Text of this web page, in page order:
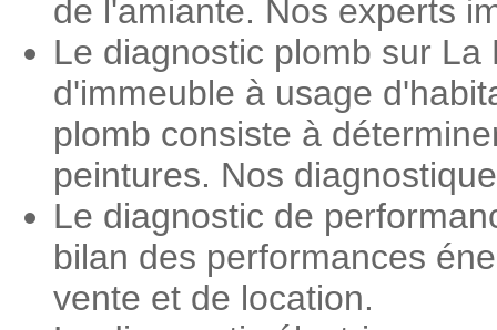
de l'amiante. Nos experts
Le diagnostic plomb sur
d'immeuble à usage
plomb consiste à
peintures. Nos
Le diagnostic de
bilan des performances
vente et de location.